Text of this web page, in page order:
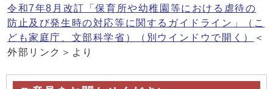
令和7年8月改訂「保育所や幼稚園等における虐待の
防止及び発生時の対応等に関するガイドライン」（こ
ども家庭庁、文部科学省）
（別ウインドウで開く）
＜
外部リンク＞より